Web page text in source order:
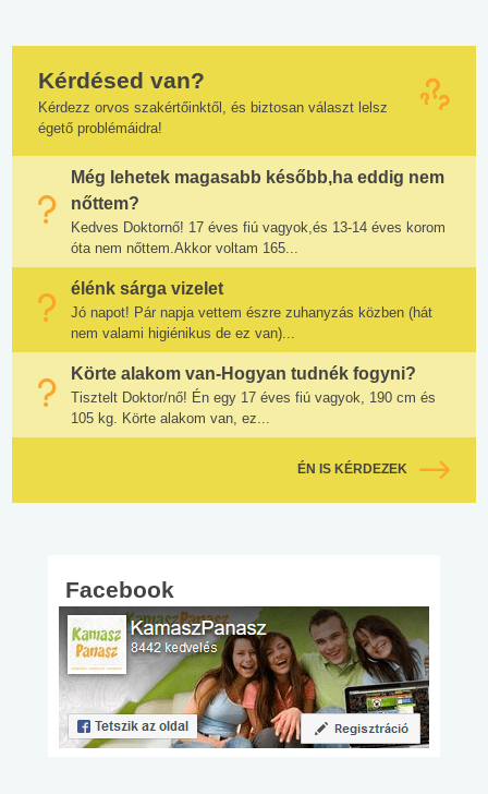
Kérdésed van?
Kérdezz orvos szakértőinktől, és biztosan választ lelsz
égető problémáidra!
Még lehetek magasabb később,ha eddig nem
nőttem?
Kedves Doktornő! 17 éves fiú vagyok,és 13-14 éves korom
óta nem nőttem.Akkor voltam 165...
élénk sárga vizelet
Jó napot! Pár napja vettem észre zuhanyzás közben (hát
nem valami higiénikus de ez van)...
Körte alakom van-Hogyan tudnék fogyni?
Tisztelt Doktor/nő! Én egy 17 éves fiú vagyok, 190 cm és
105 kg. Körte alakom van, ez...
ÉN IS KÉRDEZEK
Facebook